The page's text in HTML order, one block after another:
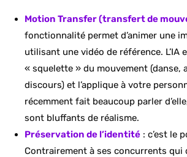
Motion Transfer (transfert de
fonctionnalité permet d’animer une
utilisant une vidéo de référence. L’IA
« squelette » du mouvement (danse,
discours) et l’applique à votre
récemment fait beaucoup parler
sont bluffants de réalisme.
Préservation de l’identité : c’est le
Contrairement à ses concurrents qui